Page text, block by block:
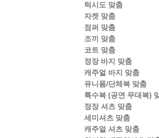
턱시도 맞춤
자켓 맞춤
점퍼 맞춤
조끼 맞춤
코트 맞춤
정장 바지 맞춤
캐주얼 바지 맞춤
유니폼/단체복 맞춤
특수복 (공연 무대복)
정장 셔츠 맞춤
세미셔츠 맞춤
캐주얼 셔츠 맞춤